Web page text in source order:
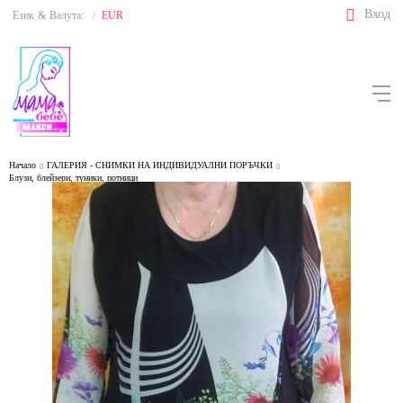
Език & Валута: / EUR Вход
Начало
ГАЛЕРИЯ - СНИМКИ НА ИНДИВИДУАЛНИ ПОРЪЧКИ
Блузи, блейзери, туники, потници